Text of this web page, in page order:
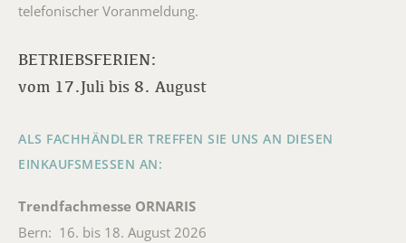
telefonischer Voranmeldung.
BETRIEBSFERIEN:
vom 17.Juli bis 8. August
ALS FACHHÄNDLER TREFFEN SIE UNS AN DIESEN
EINKAUFSMESSEN AN:
Trendfachmesse ORNARIS
Bern: 16. bis 18. August 2026